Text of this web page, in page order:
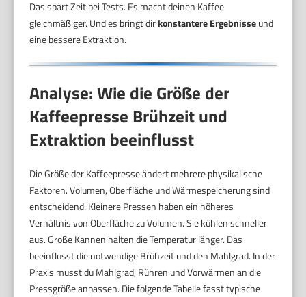
Das spart Zeit bei Tests. Es macht deinen Kaffee
gleichmäßiger. Und es bringt dirkonstantere Ergebnisseund
eine bessere Extraktion.
Analyse: Wie die Größe der
Kaffeepresse Brühzeit und
Extraktion beeinflusst
Die Größe der Kaffeepresse ändert mehrere physikalische
Faktoren. Volumen, Oberfläche und Wärmespeicherung sind
entscheidend. Kleinere Pressen haben ein höheres
Verhältnis von Oberfläche zu Volumen. Sie kühlen schneller
aus. Große Kannen halten die Temperatur länger. Das
beeinflusst die notwendige Brühzeit und den Mahlgrad. In der
Praxis musst du Mahlgrad, Rühren und Vorwärmen an die
Pressgröße anpassen. Die folgende Tabelle fasst typische